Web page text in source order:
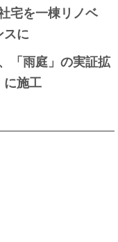
宅を一棟リノベ
に
「雨庭」の実証拡
に施工